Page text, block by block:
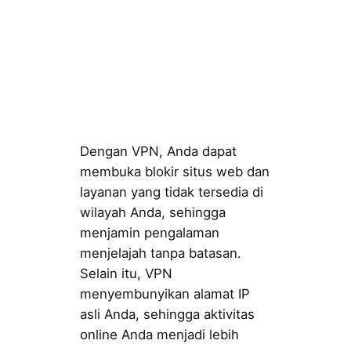
Dengan VPN, Anda dapat
membuka blokir situs web dan
layanan yang tidak tersedia di
wilayah Anda, sehingga
menjamin pengalaman
menjelajah tanpa batasan.
Selain itu, VPN
menyembunyikan alamat IP
asli Anda, sehingga aktivitas
online Anda menjadi lebih